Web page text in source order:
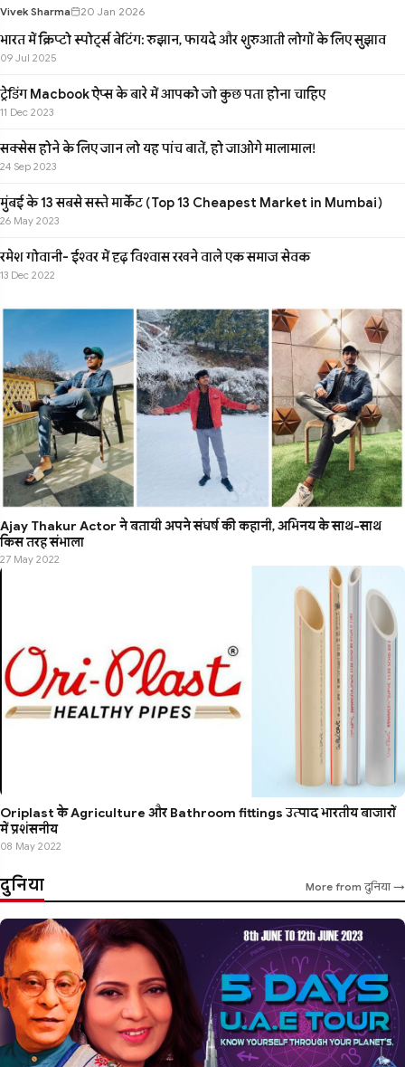
Vivek Sharma 20 Jan 2026
भारत में क्रिप्टो स्पोर्ट्स बेटिंग: रुझान, फायदे और शुरुआती लोगों के लिए सुझाव
09 Jul 2025
ट्रेडिंग Macbook ऐप्स के बारे में आपको जो कुछ पता होना चाहिए
11 Dec 2023
सक्सेस होने के लिए जान लो यह पांच बातें, हो जाओगे मालामाल!
24 Sep 2023
मुंबई के 13 सबसे सस्ते मार्केट (Top 13 Cheapest Market in Mumbai)
26 May 2023
रमेश गोवानी- ईश्वर में दृढ़ विश्वास रखने वाले एक समाज सेवक
13 Dec 2022
Ajay Thakur Actor ने बतायी अपने संघर्ष की कहानी, अभिनय के साथ-साथ
किस तरह संभाला
27 May 2022
Oriplast के Agriculture और Bathroom fittings उत्पाद भारतीय बाजारों
में प्रशंसनीय
08 May 2022
दुनिया More from दुनिया →